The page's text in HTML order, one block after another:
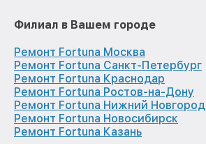
Филиал в Вашем городе
Ремонт Fortuna Москва
Ремонт Fortuna Санкт-Петербург
Ремонт Fortuna Краснодар
Ремонт Fortuna Ростов-на-Дону
Ремонт Fortuna Нижний Новгород
Ремонт Fortuna Новосибирск
Ремонт Fortuna Казань